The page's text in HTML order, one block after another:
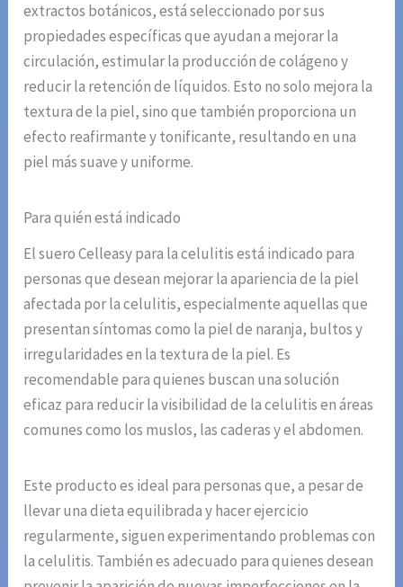
extractos botánicos, está seleccionado por sus
propiedades específicas que ayudan a mejorar la
circulación, estimular la producción de colágeno y
reducir la retención de líquidos. Esto no solo mejora la
textura de la piel, sino que también proporciona un
efecto reafirmante y tonificante, resultando en una
piel más suave y uniforme.
Para quién está indicado
El suero Celleasy para la celulitis está indicado para
personas que desean mejorar la apariencia de la piel
afectada por la celulitis, especialmente aquellas que
presentan síntomas como la piel de naranja, bultos y
irregularidades en la textura de la piel. Es
recomendable para quienes buscan una solución
eficaz para reducir la visibilidad de la celulitis en áreas
comunes como los muslos, las caderas y el abdomen.
Este producto es ideal para personas que, a pesar de
llevar una dieta equilibrada y hacer ejercicio
regularmente, siguen experimentando problemas con
la celulitis. También es adecuado para quienes desean